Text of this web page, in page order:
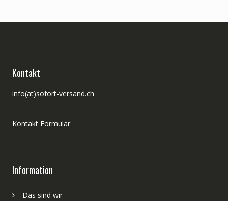
Kontakt
info(at)sofort-versand.ch
Kontakt Formular
Information
Das sind wir